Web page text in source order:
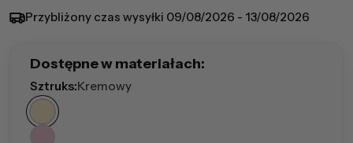
Przybliżony czas wysyłki 09/08/2026 - 13/08/2026
Dostępne w materiałach:
Sztruks:Kremowy